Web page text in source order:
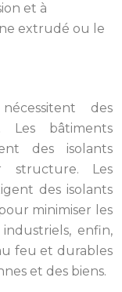
et à
extrudé ou le
des
Les bâtiments
des isolants
structure. Les
des isolants
minimiser les
enfin,
feu et durables
et des biens.